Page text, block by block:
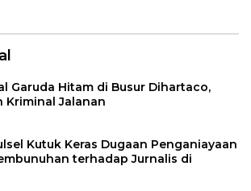
Garuda Hitam di Busur Dihartaco,
Kriminal Jalanan
Kutuk Keras Dugaan Penganiayaan
terhadap Jurnalis di